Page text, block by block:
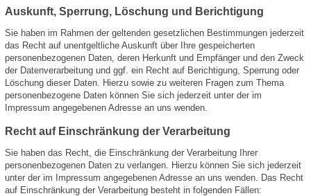
Auskunft, Sperrung, Löschung und Berichtigung
Sie haben im Rahmen der geltenden gesetzlichen Bestimmungen jederzeit
das Recht auf unentgeltliche Auskunft über Ihre gespeicherten
personenbezogenen Daten, deren Herkunft und Empfänger und den Zweck
der Datenverarbeitung und ggf. ein Recht auf Berichtigung, Sperrung oder
Löschung dieser Daten. Hierzu sowie zu weiteren Fragen zum Thema
personenbezogene Daten können Sie sich jederzeit unter der im
Impressum angegebenen Adresse an uns wenden.
Recht auf Einschränkung der Verarbeitung
Sie haben das Recht, die Einschränkung der Verarbeitung Ihrer
personenbezogenen Daten zu verlangen. Hierzu können Sie sich jederzeit
unter der im Impressum angegebenen Adresse an uns wenden. Das Recht
auf Einschränkung der Verarbeitung besteht in folgenden Fällen: